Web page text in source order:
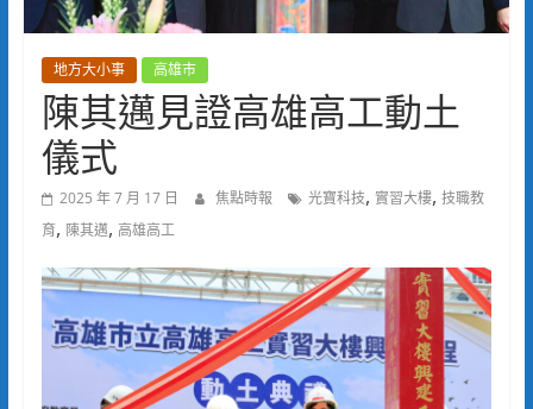
地方大小事 高雄市
陳其邁見證高雄高工動土
儀式
2025 年 7 月 17 日 焦點時報 光寶科技, 實習大樓, 技職教
育, 陳其邁, 高雄高工